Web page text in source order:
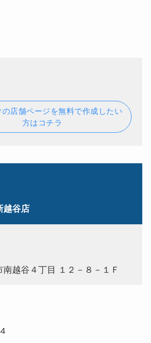
の店舗ページを無料で作成したい
方はコチラ
越谷店
越谷４丁目 １２－８－１Ｆ